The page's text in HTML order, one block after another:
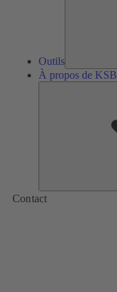
Outils
À propos de KSB
Contact